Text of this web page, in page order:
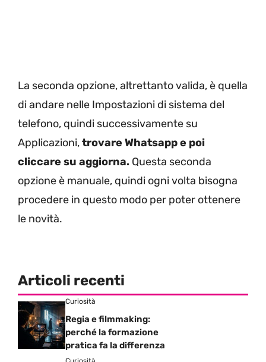
La seconda opzione, altrettanto valida, è quella
di andare nelle Impostazioni di sistema del
telefono, quindi successivamente su
Applicazioni,trovare Whatsapp e poi
cliccare su aggiorna. Questa seconda
opzione è manuale, quindi ogni volta bisogna
procedere in questo modo per poter ottenere
le novità.
Articoli recenti
Curiosità
Regia e filmmaking:
perché la formazione
pratica fa la differenza